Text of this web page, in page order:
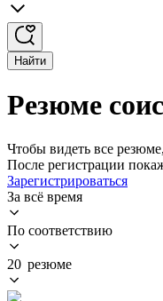
Найти
Резюме
Чтобы видеть все
После регистрации
Зарегистрироваться
За всё время
По соответствию
20 резюме